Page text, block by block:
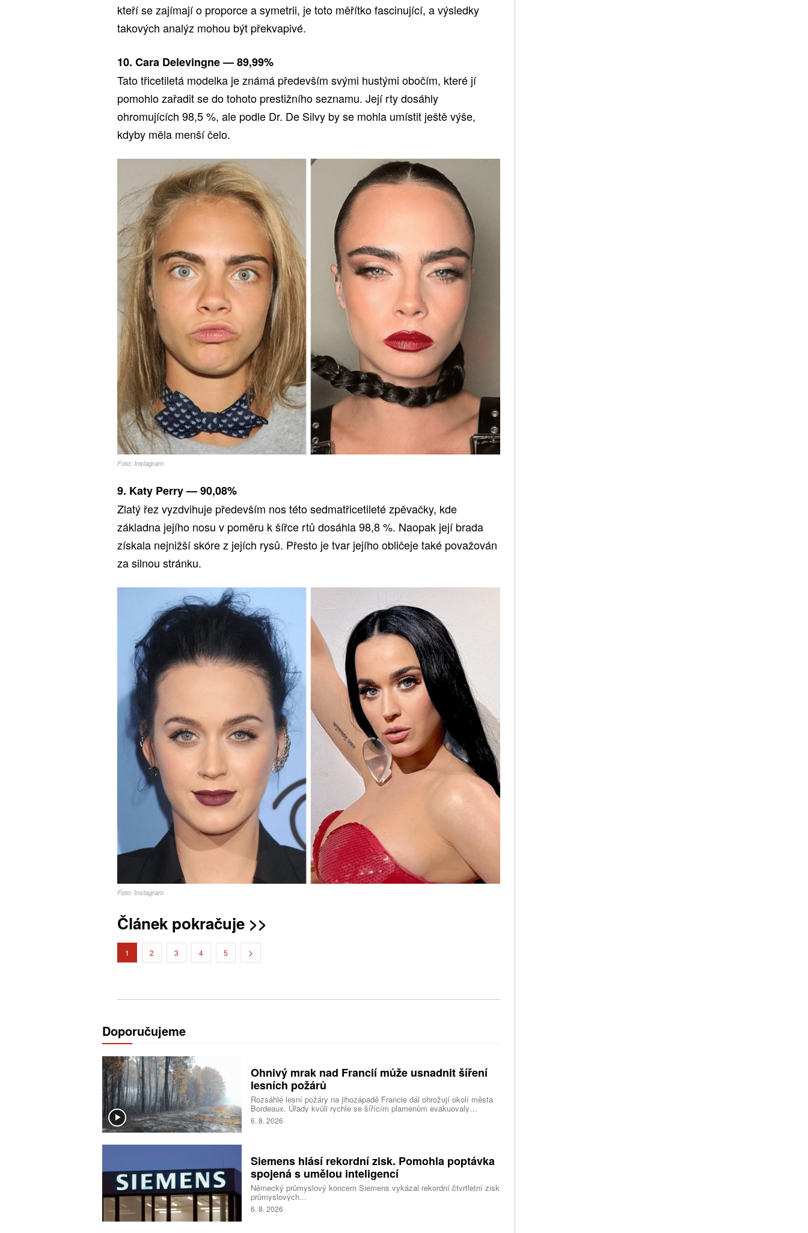
kteří se zajímají o proporce a symetrii, je toto měřítko fascinující, a výsledky
takových analýz mohou být překvapivé.
10. Cara Delevingne — 89,99%
Tato třicetiletá modelka je známá především svými hustými obočím, které jí
pomohlo zařadit se do tohoto prestižního seznamu. Její rty dosáhly
ohromujících 98,5 %, ale podle Dr. De Silvy by se mohla umístit ještě výše,
kdyby měla menší čelo.
Foto: Instagram
9. Katy Perry — 90,08%
Zlatý řez vyzdvihuje především nos této sedmatřicetileté zpěvačky, kde
základna jejího nosu v poměru k šířce rtů dosáhla 98,8 %. Naopak její brada
získala nejnižší skóre z jejích rysů. Přesto je tvar jejího obličeje také považován
za silnou stránku.
Foto: Instagram
Článek pokračuje >>
1 2 3 4 5
Doporučujeme
Ohnivý mrak nad Francií může usnadnit šíření
lesních požárů
Rozsáhlé lesní požáry na jihozápadě Francie dál ohrožují okolí města
Bordeaux. Úřady kvůli rychle se šířícím plamenům evakuovaly
desetitisíce lidí a nevylučují ani další rozšiřování bezpečnostních
opatření. Hasiči zároveň čelí neobvyklému jevu, který podle nich
6. 8. 2026
Siemens hlásí rekordní zisk. Pomohla poptávka
spojená s umělou inteligencí
Německý průmyslový koncern Siemens vykázal rekordní čtvrtletní zisk
průmyslových...
6. 8. 2026